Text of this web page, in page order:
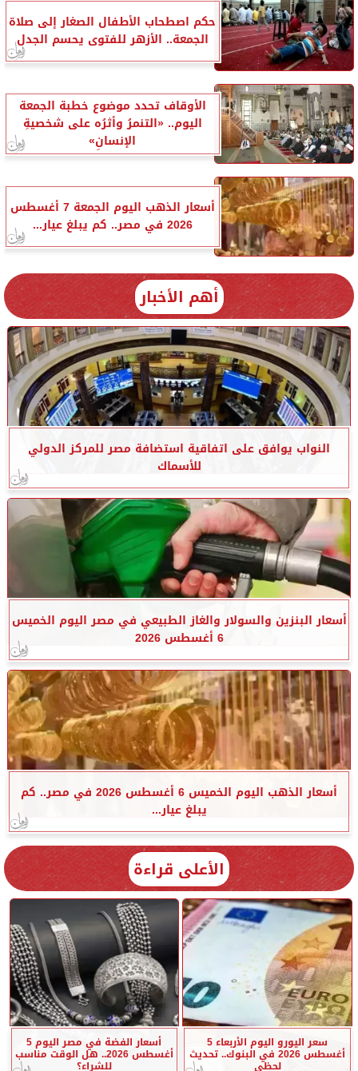
حكم اصطحاب الأطفال الصغار إلى صلاة
الجمعة.. الأزهر للفتوى يحسم الجدل
الأوقاف تحدد موضوع خطبة الجمعة
اليوم.. «التنمرُ وأثرُه على شخصيةِ
الإنسانِ»
أسعار الذهب اليوم الجمعة 7 أغسطس
2026 في مصر.. كم يبلغ عيار...
أهم الأخبار
النواب يوافق على اتفاقية استضافة مصر للمركز الدولي
للأسماك
أسعار البنزين والسولار والغاز الطبيعي في مصر اليوم الخميس
6 أغسطس 2026
أسعار الذهب اليوم الخميس 6 أغسطس 2026 في مصر.. كم
يبلغ عيار...
الأعلى قراءة
سعر اليورو اليوم الأربعاء 5
أغسطس 2026 في البنوك.. تحديث
لحظي
أسعار الفضة في مصر اليوم 5
أغسطس 2026.. هل الوقت مناسب
للشراء؟